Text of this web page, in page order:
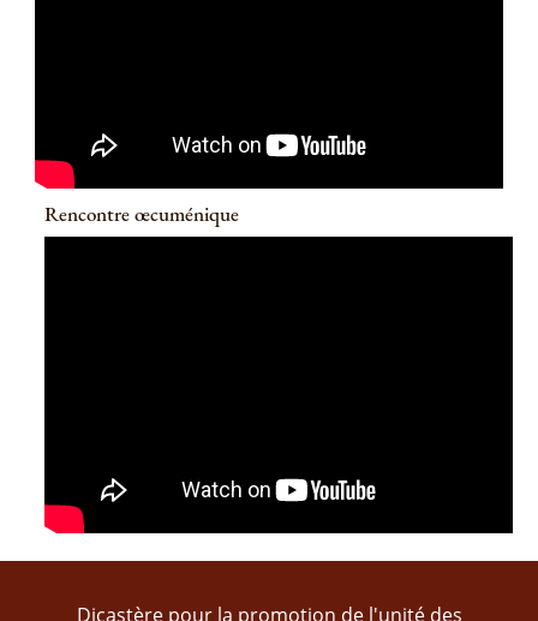
Rencontre œcuménique
Dicastère pour la promotion de l'unité des